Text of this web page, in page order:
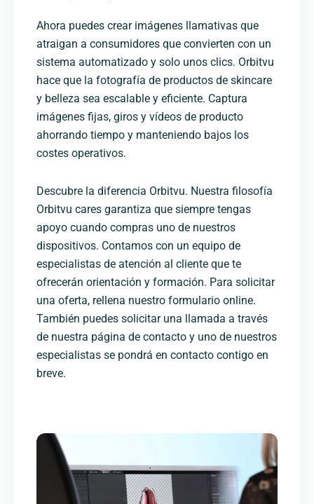
Ahora puedes crear imágenes llamativas que
atraigan a consumidores que convierten con un
sistema automatizado y solo unos clics. Orbitvu
hace que la fotografía de productos de skincare
y belleza sea escalable y eficiente. Captura
imágenes fijas, giros y vídeos de producto
ahorrando tiempo y manteniendo bajos los
costes operativos.
Descubre la diferencia Orbitvu. Nuestra filosofía
Orbitvu cares garantiza que siempre tengas
apoyo cuando compras uno de nuestros
dispositivos. Contamos con un equipo de
especialistas de atención al cliente que te
ofrecerán orientación y formación. Para solicitar
una oferta, rellena nuestro formulario online.
También puedes solicitar una llamada a través
de nuestra página de contacto y uno de nuestros
especialistas se pondrá en contacto contigo en
breve.